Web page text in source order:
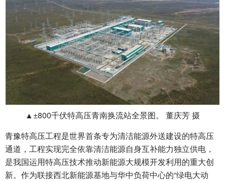
▲±800千伏特高压青南换流站全景图。 董庆芳 摄
青豫特高压工程是世界首条专为清洁能源外送建设的特高压
通道，工程实现完全依靠清洁能源自身互补能力独立供电，
是我国运用特高压技术推动新能源大规模开发利用的重大创
新。作为联接西北新能源基地与华中负荷中心的“绿电大动